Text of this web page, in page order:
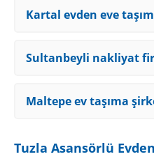
Kartal evden eve
Sultanbeyli nakliyat
Maltepe ev taşıma
Tuzla Asansörlü